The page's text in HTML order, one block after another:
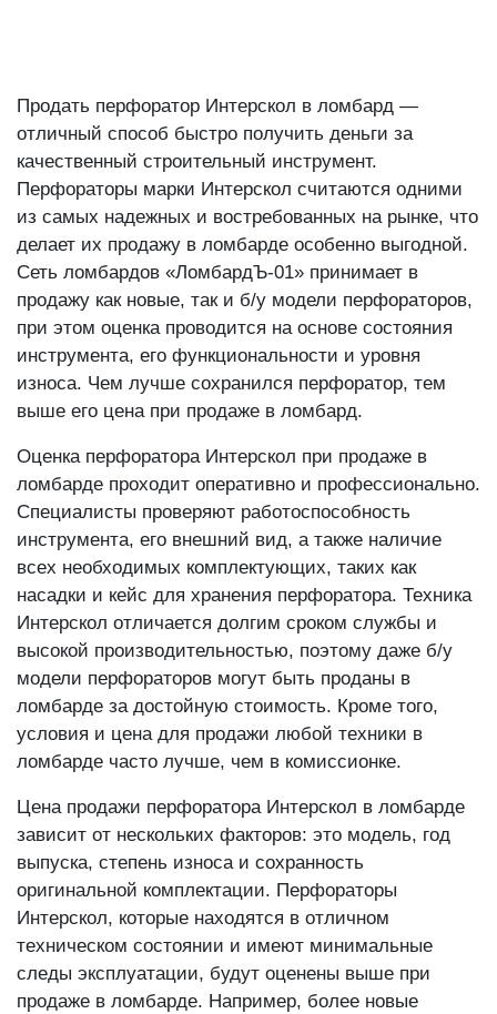
Продать перфоратор Интерскол в ломбард —
отличный способ быстро получить деньги за
качественный строительный инструмент.
Перфораторы марки Интерскол считаются одними
из самых надежных и востребованных на рынке, что
делает их продажу в ломбарде особенно выгодной.
Сеть ломбардов «ЛомбардЪ-01» принимает в
продажу как новые, так и б/у модели перфораторов,
при этом оценка проводится на основе состояния
инструмента, его функциональности и уровня
износа. Чем лучше сохранился перфоратор, тем
выше его цена при продаже в ломбард.
Оценка перфоратора Интерскол при продаже в
ломбарде проходит оперативно и профессионально.
Специалисты проверяют работоспособность
инструмента, его внешний вид, а также наличие
всех необходимых комплектующих, таких как
насадки и кейс для хранения перфоратора. Техника
Интерскол отличается долгим сроком службы и
высокой производительностью, поэтому даже б/у
модели перфораторов могут быть проданы в
ломбарде за достойную стоимость. Кроме того,
условия и цена для продажи любой техники в
ломбарде часто лучше, чем в комиссионке.
Цена продажи перфоратора Интерскол в ломбарде
зависит от нескольких факторов: это модель, год
выпуска, степень износа и сохранность
оригинальной комплектации. Перфораторы
Интерскол, которые находятся в отличном
техническом состоянии и имеют минимальные
следы эксплуатации, будут оценены выше при
продаже в ломбарде. Например, более новые